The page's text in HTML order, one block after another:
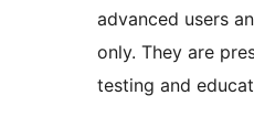
advanced users
only. They are
testing and